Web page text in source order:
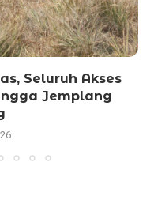
Seluruh Akses
Jemplang